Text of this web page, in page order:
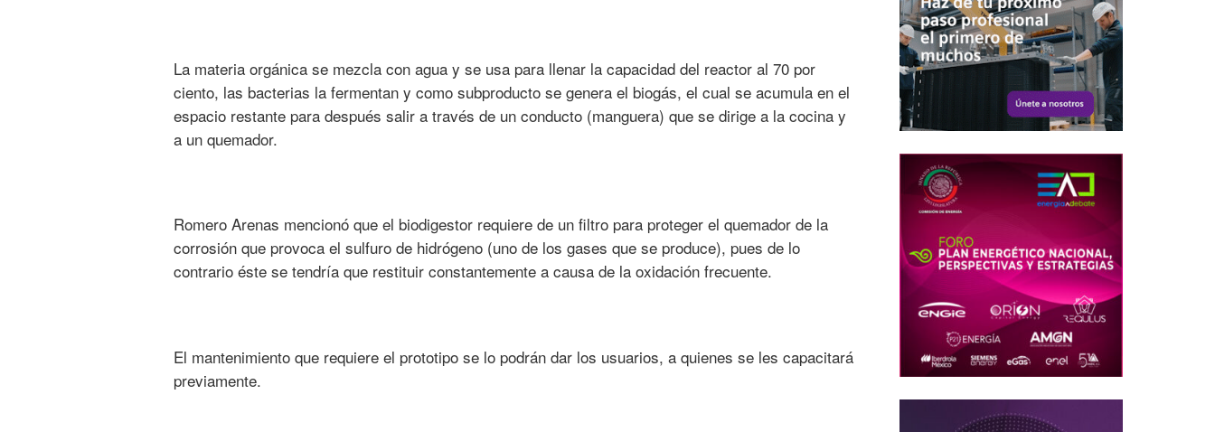
La materia orgánica se mezcla con agua y se usa para llenar la capacidad del reactor al 70 por
ciento, las bacterias la fermentan y como subproducto se genera el biogás, el cual se acumula en el
espacio restante para después salir a través de un conducto (manguera) que se dirige a la cocina y
a un quemador.
Romero Arenas mencionó que el biodigestor requiere de un filtro para proteger el quemador de la
corrosión que provoca el sulfuro de hidrógeno (uno de los gases que se produce), pues de lo
contrario éste se tendría que restituir constantemente a causa de la oxidación frecuente.
El mantenimiento que requiere el prototipo se lo podrán dar los usuarios, a quienes se les capacitará
previamente.